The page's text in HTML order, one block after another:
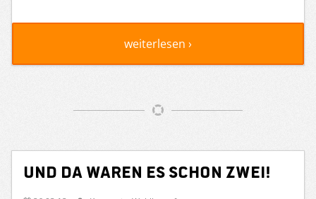
weiterlesen ›
Und da waren es schon zwei!